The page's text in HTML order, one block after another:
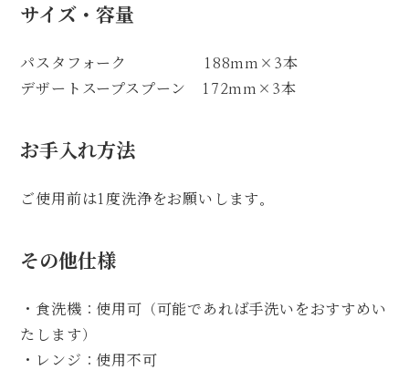
サイズ・容量
パスタフォーク 188mm×3本
デザートスープスプーン 172mm×3本
お手入れ方法
ご使用前は1度洗浄をお願いします。
その他仕様
・食洗機：使用可（可能であれば手洗いをおすすめい
たします）
・レンジ：使用不可